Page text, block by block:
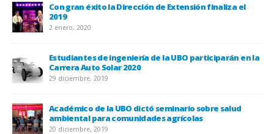
Con gran éxito la Dirección de Extensión finaliza el
2019
2 enero, 2020
Estudiantes de ingeniería de la UBO participarán en la
Carrera Auto Solar 2020
29 diciembre, 2019
Académico de la UBO dictó seminario sobre salud
ambiental para comunidades agrícolas
20 diciembre, 2019